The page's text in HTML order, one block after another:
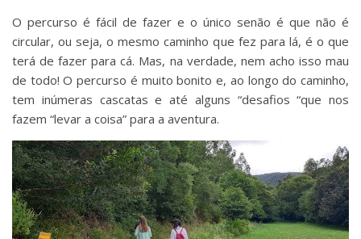
O percurso é fácil de fazer e o único senão é que não é
circular, ou seja, o mesmo caminho que fez para lá, é o que
terá de fazer para cá. Mas, na verdade, nem acho isso mau
de todo! O percurso é muito bonito e, ao longo do caminho,
tem inúmeras cascatas e até alguns “desafios “que nos
fazem “levar a coisa” para a aventura.